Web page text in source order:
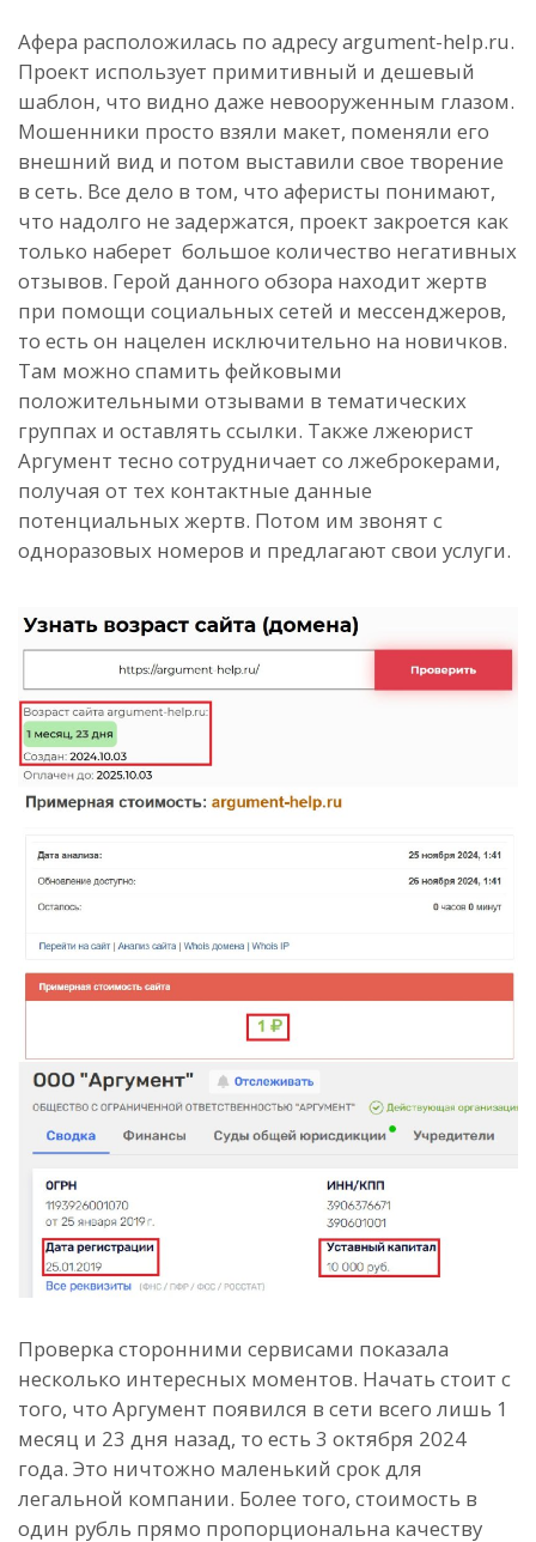
Афера расположилась по адресу argument-help.ru.
Проект использует примитивный и дешевый
шаблон, что видно даже невооруженным глазом.
Мошенники просто взяли макет, поменяли его
внешний вид и потом выставили свое творение
в сеть. Все дело в том, что аферисты понимают,
что надолго не задержатся, проект закроется как
только наберет большое количество негативных
отзывов. Герой данного обзора находит жертв
при помощи социальных сетей и мессенджеров,
то есть он нацелен исключительно на новичков.
Там можно спамить фейковыми
положительными отзывами в тематических
группах и оставлять ссылки. Также лжеюрист
Аргумент тесно сотрудничает со лжеброкерами,
получая от тех контактные данные
потенциальных жертв. Потом им звонят с
одноразовых номеров и предлагают свои услуги.
Проверка сторонними сервисами показала
несколько интересных моментов. Начать стоит с
того, что Аргумент появился в сети всего лишь 1
месяц и 23 дня назад, то есть 3 октября 2024
года. Это ничтожно маленький срок для
легальной компании. Более того, стоимость в
один рубль прямо пропорциональна качеству